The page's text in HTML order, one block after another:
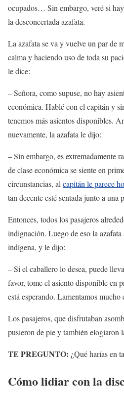
ocupados… Sin embargo, veré si
la desconcertada azafata.
La azafata se va y vuelve un par de
calma y haciendo uso de toda su
le dice:
– Señora, como supuse, no hay
económica. Hablé con el capitán y
tenemos más asientos disponibles.
nuevamente, la azafata le dijo:
– Sin embargo, es extremadamente
de clase económica se siente en
circunstancias, alcapitán le parece
tan decente esté sentada junto a una
Entonces, todos los pasajeros
indignación. Luego de eso la
indígena, y le dijo:
– Si el caballero lo desea, puede
favor, tome el asiento disponible en
está esperando. Lamentamos mucho
Los pasajeros, que disfrutaban
pusieron de pie y también elogiaron
TE PREGUNTO: ¿Qué harías en
Cómo lidiar con la